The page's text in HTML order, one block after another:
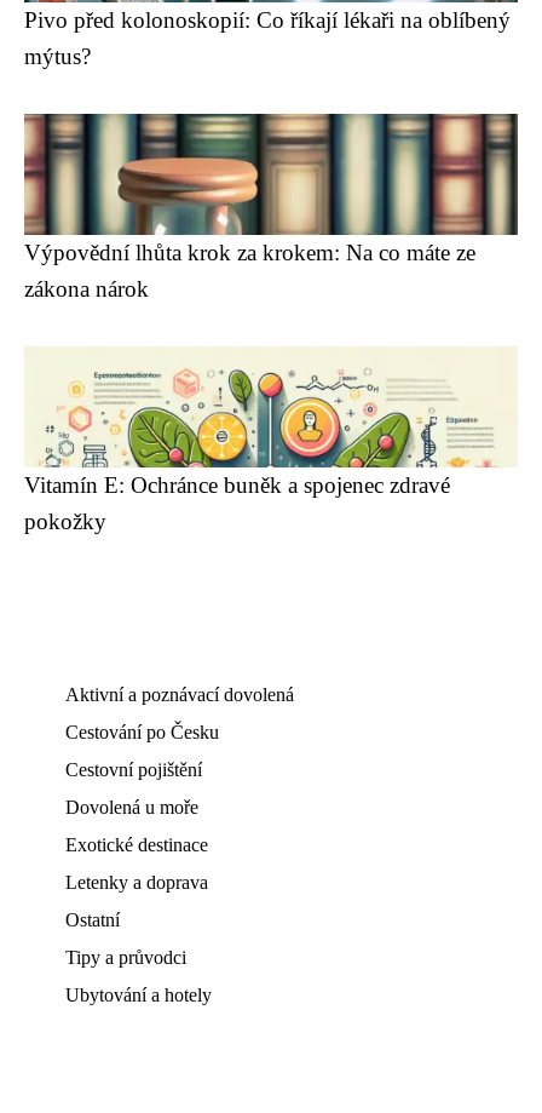
Pivo před kolonoskopií: Co říkají lékaři na oblíbený
mýtus?
Výpovědní lhůta krok za krokem: Na co máte ze
zákona nárok
Vitamín E: Ochránce buněk a spojenec zdravé
pokožky
Aktivní a poznávací dovolená
Cestování po Česku
Cestovní pojištění
Dovolená u moře
Exotické destinace
Letenky a doprava
Ostatní
Tipy a průvodci
Ubytování a hotely